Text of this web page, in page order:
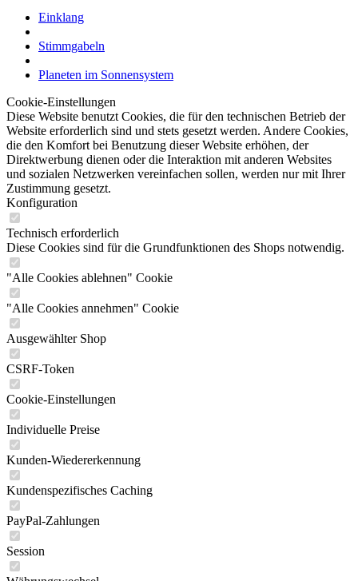
Einklang
Stimmgabeln
Planeten im Sonnensystem
Cookie-Einstellungen
Diese Website benutzt Cookies, die für den technischen Betrieb der
Website erforderlich sind und stets gesetzt werden. Andere Cookies,
die den Komfort bei Benutzung dieser Website erhöhen, der
Direktwerbung dienen oder die Interaktion mit anderen Websites
und sozialen Netzwerken vereinfachen sollen, werden nur mit Ihrer
Zustimmung gesetzt.
Konfiguration
Technisch erforderlich
Diese Cookies sind für die Grundfunktionen des Shops notwendig.
"Alle Cookies ablehnen" Cookie
"Alle Cookies annehmen" Cookie
Ausgewählter Shop
CSRF-Token
Cookie-Einstellungen
Individuelle Preise
Kunden-Wiedererkennung
Kundenspezifisches Caching
PayPal-Zahlungen
Session